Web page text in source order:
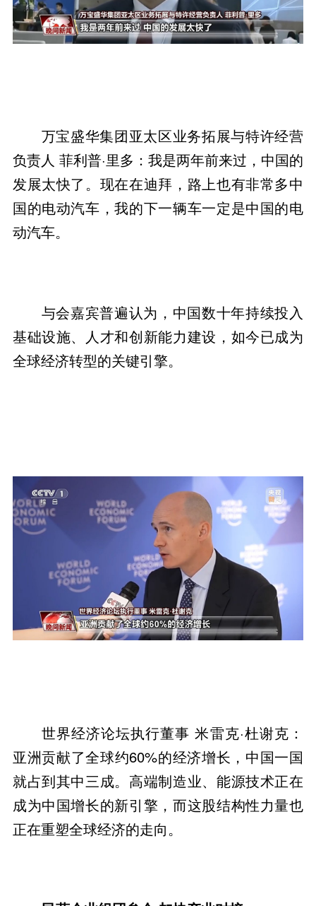
万宝盛华集团亚太区业务拓展与特许经营
负责人 菲利普·里多：我是两年前来过，中国的
发展太快了。现在在迪拜，路上也有非常多中
国的电动汽车，我的下一辆车一定是中国的电
动汽车。
与会嘉宾普遍认为，中国数十年持续投入
基础设施、人才和创新能力建设，如今已成为
全球经济转型的关键引擎。
世界经济论坛执行董事 米雷克·杜谢克：
亚洲贡献了全球约60%的经济增长，中国一国
就占到其中三成。高端制造业、能源技术正在
成为中国增长的新引擎，而这股结构性力量也
正在重塑全球经济的走向。